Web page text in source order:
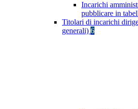
Incarichi
pubblicare in
Titolari di incarichi
generali) 6